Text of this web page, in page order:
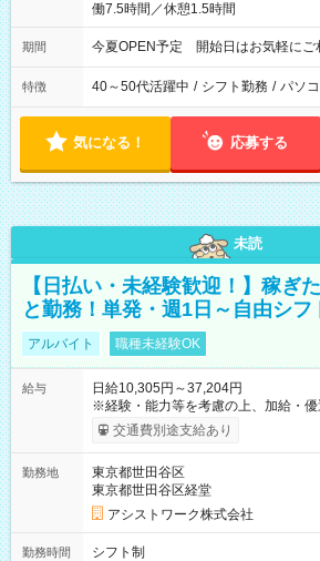
働7.5時間／休憩1.5時間
期間 今夏OPEN予定 開始日はお気軽にご
特徴 40～50代活躍中 / シフト勤務 / パソ
気になる！ 応募する
未読
【日払い・未経験歓迎！】稼ぎ
と勤務！単発・週1日～自由シフ
アルバイト 職種未経験OK
給与
日給10,305円～37,204円
※経験・能力等を考慮の上、加給・優遇いた
間】試用期間なし
交通費別途支給あり
勤務地
東京都世田谷区
東京都世田谷区経堂
アシストワーク株式会社
勤務時間
シフト制